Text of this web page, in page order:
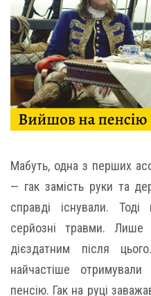
Мабуть, одна з перших
— гак замість руки та
справді існували.
серйозні травми.
дієздатним після
найчастіше
пенсію. Гак на руці